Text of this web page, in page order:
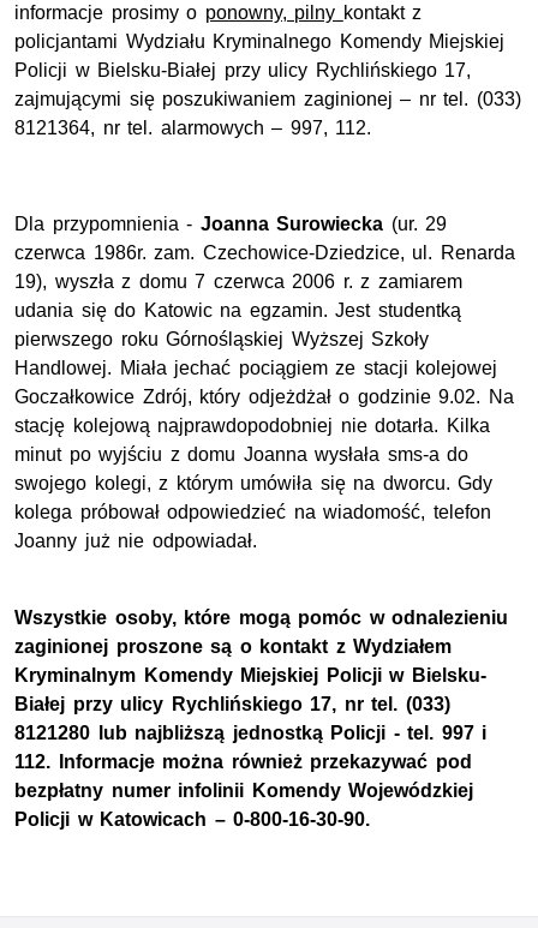
informacje prosimy o ponowny, pilny kontakt z
policjantami Wydziału Kryminalnego Komendy Miejskiej
Policji w Bielsku-Białej przy ulicy Rychlińskiego 17,
zajmującymi się poszukiwaniem zaginionej – nr tel. (033)
8121364, nr tel. alarmowych – 997, 112.
Dla przypomnienia - Joanna Surowiecka (ur. 29
czerwca 1986r. zam. Czechowice-Dziedzice, ul. Renarda
19), wyszła z domu 7 czerwca 2006 r. z zamiarem
udania się do Katowic na egzamin. Jest studentką
pierwszego roku Górnośląskiej Wyższej Szkoły
Handlowej. Miała jechać pociągiem ze stacji kolejowej
Goczałkowice Zdrój, który odjeżdżał o godzinie 9.02. Na
stację kolejową najprawdopodobniej nie dotarła. Kilka
minut po wyjściu z domu Joanna wysłała sms-a do
swojego kolegi, z którym umówiła się na dworcu. Gdy
kolega próbował odpowiedzieć na wiadomość, telefon
Joanny już nie odpowiadał.
Wszystkie osoby, które mogą pomóc w odnalezieniu
zaginionej proszone są o kontakt z Wydziałem
Kryminalnym Komendy Miejskiej Policji w Bielsku-
Białej przy ulicy Rychlińskiego 17, nr tel. (033)
8121280 lub najbliższą jednostką Policji - tel. 997 i
112. Informacje można również przekazywać pod
bezpłatny numer infolinii Komendy Wojewódzkiej
Policji w Katowicach – 0-800-16-30-90.